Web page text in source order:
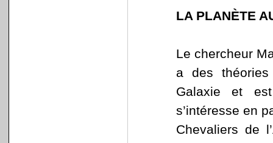
LA PLANÈTE
Le chercheur
a des
Galaxie et
s’intéresse en
Chevaliers de